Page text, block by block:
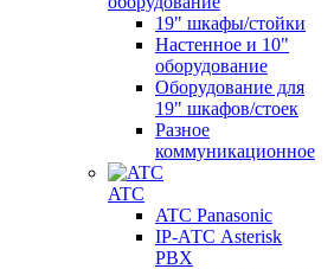
19" шкафы/стойки
Настенное и 10"
оборудование
Оборудование для
19" шкафов/стоек
Разное
коммуникационное
ATC
ATC Panasonic
IP-АТС Asterisk
PBX